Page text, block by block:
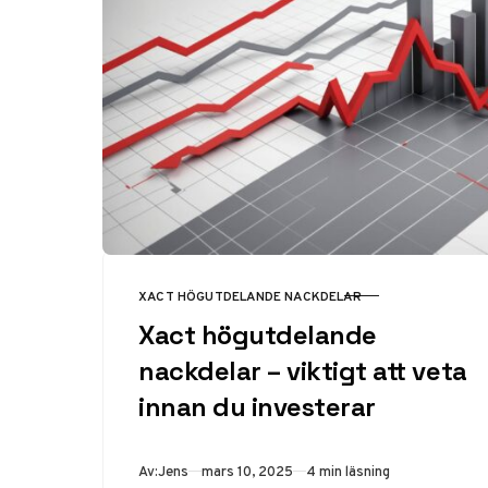
KATEGORI
XACT HÖGUTDELANDE NACKDELAR
Xact högutdelande
nackdelar – viktigt att veta
innan du investerar
Av:Jens Publicerad
mars 10, 2025 4 min läsning